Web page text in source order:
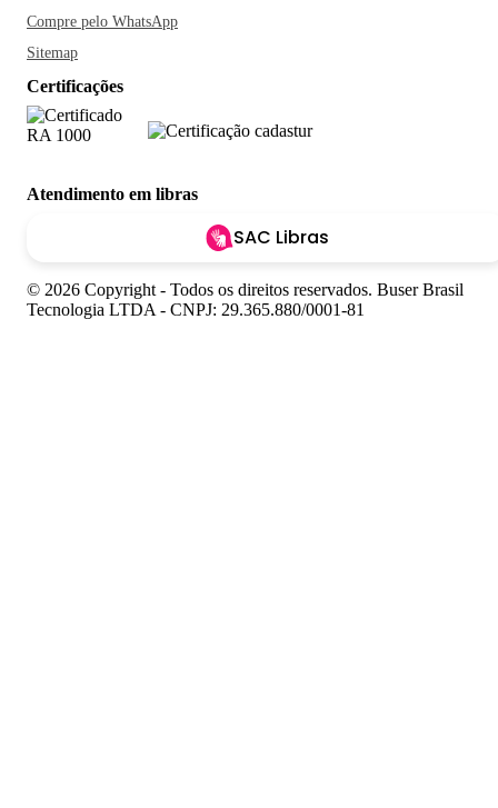
Compre pelo WhatsApp
Sitemap
Certificações
Atendimento em libras
SAC Libras
© 2026 Copyright - Todos os direitos reservados. Buser Brasil
Tecnologia LTDA - CNPJ: 29.365.880/0001-81